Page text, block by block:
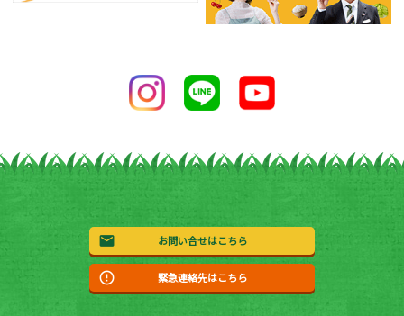
お問い合せはこちら
緊急連絡先はこちら